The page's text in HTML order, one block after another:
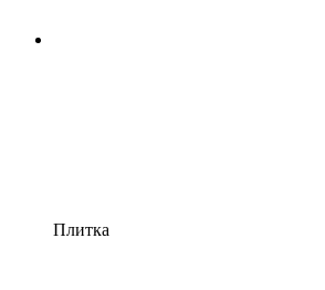
Плитка